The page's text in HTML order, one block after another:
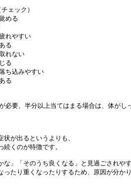
ェック）
める
れやすい
る
れない
る
ち込みやすい
る
必要、半分以上当てはまる場合は、体が
が出るというよりも、
続くのが特徴です。
な」「そのうち良くなる」と見過ごされ
ったり重くなったりするため、原因が分か